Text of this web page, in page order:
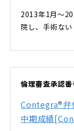
2013年1月～
院し、手術な
倫理審査承認
Contegra®弁
中期成績